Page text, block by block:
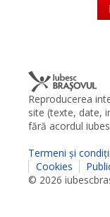
Reproducerea
site (texte, date,
fără acordul
Termeni şi condiţii
Cookies
© 2026